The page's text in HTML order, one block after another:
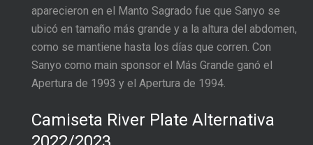
aparecieron en el Manto Sagrado fue que Sanyo se
ubicó en tamaño más grande y a la altura del abdomen,
como se mantiene hasta los días que corren. Con
Sanyo como main sponsor el Más Grande ganó el
Apertura de 1993 y el Apertura de 1994.
Camiseta River Plate Alternativa